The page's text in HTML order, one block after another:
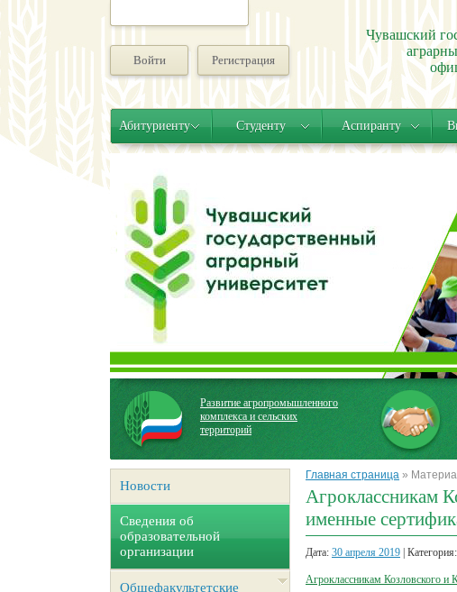
Войти Регистрация
Чувашский
Абитуриенту Студенту Аспиранту
Развитие агропромышленного
комплекса и сельских
территорий
Новости
Сведения об
образовательной
организации
Общефакультетские
Главная страница »
Агроклассникам
именные
Дата: 30 апреля 2019 | Категория:
Агроклассникам Козловского и